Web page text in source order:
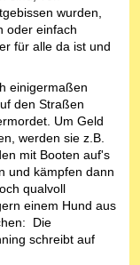
wurden,
oder einfach
für alle da ist und
einigermaßen
den Straßen
Um Geld
werden sie z.B.
mit Booten auf's
und kämpfen dann
qualvoll
einem Hund aus
Die
schreibt auf